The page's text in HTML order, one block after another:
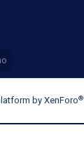
by XenForo®